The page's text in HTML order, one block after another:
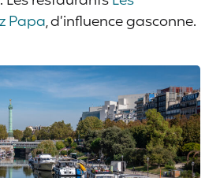
Papa, d’influence gasconne.